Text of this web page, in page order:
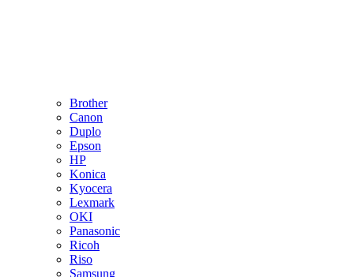
Brother
Canon
Duplo
Epson
HP
Konica
Kyocera
Lexmark
OKI
Panasonic
Ricoh
Riso
Samsung